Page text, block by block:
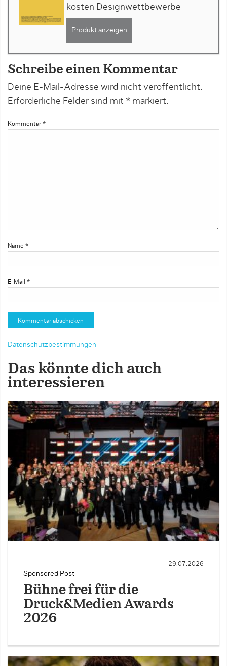
kosten Designwettbewerbe
Produkt anzeigen
Schreibe einen Kommentar
Deine E-Mail-Adresse wird nicht veröffentlicht.
Erforderliche Felder sind mit * markiert.
Kommentar *
Name *
E-Mail *
Datenschutzbestimmungen
Das könnte dich auch
interessieren
Sponsored Post
29.07.2026
Bühne frei für die
Druck&Medien Awards
2026